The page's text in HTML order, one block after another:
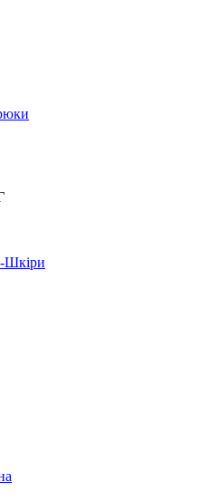
Шкіри